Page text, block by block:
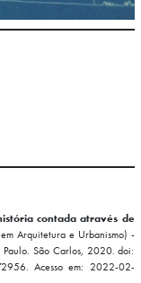
contada através de
Arquitetura e Urbanismo) -
São Carlos, 2020. doi:
Acesso em: 2022-02-